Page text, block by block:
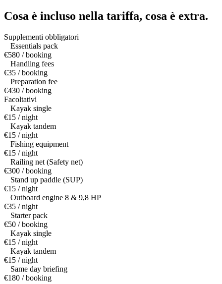
Cosa è incluso nella tariffa, cosa è extra.
Supplementi obbligatori
Essentials pack
€580 / booking
Handling fees
€35 / booking
Preparation fee
€430 / booking
Facoltativi
Kayak single
€15 / night
Kayak tandem
€15 / night
Fishing equipment
€15 / night
Railing net (Safety net)
€300 / booking
Stand up paddle (SUP)
€15 / night
Outboard engine 8 & 9,8 HP
€35 / night
Starter pack
€50 / booking
Kayak single
€15 / night
Kayak tandem
€15 / night
Same day briefing
€180 / booking